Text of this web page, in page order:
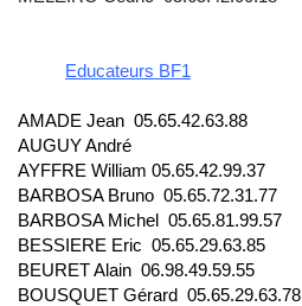
Educateurs BF1
AMADE Jean 05.65.42.63.88
AUGUY André
AYFFRE William 05.65.42.99.37
BARBOSA Bruno 05.65.72.31.77
BARBOSA Michel 05.65.81.99.57
BESSIERE Eric 05.65.29.63.85
BEURET Alain 06.98.49.59.55
BOUSQUET Gérard 05.65.29.63.78